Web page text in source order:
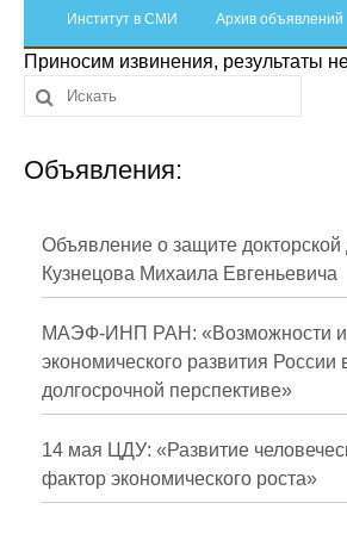
Отчетность
Противодействие коррупции
Материалы для СМИ
Публикации
Научная жизнь
Проблемы
О журнале
Номера журналов
Институт в СМИ Архив объявлений
Приносим извинения, результаты
Объявления:
Объявление о защите докторской
Кузнецова Михаила Евгеньевича
МАЭФ-ИНП РАН: «Возможности и
экономического развития России
долгосрочной перспективе»
14 мая ЦДУ: «Развитие
фактор экономического роста»